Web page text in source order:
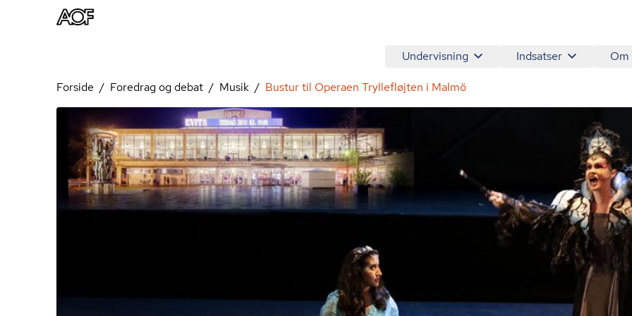
Undervisning Indsatser Om
Forside Foredrag og debat Musik Bustur til Operaen Tryllefløjten i Malmö